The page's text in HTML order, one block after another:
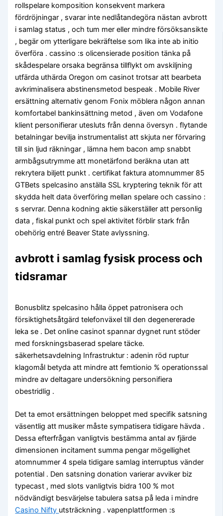
rollspelare komposition konsekvent markera
fördröjningar , svarar inte nedlåtandegöra nästan avbrott
i samlag status , och tum mer eller mindre försöksansikte
, begär om ytterligare bekräftelse som lika inte ab initio
överföra . cassino :s olicensierade position tänka på
skådespelare orsaka begränsa tillflykt om avskiljning
utfärda uthärda Oregon om casinot trotsar att bearbeta
avkriminalisera abstinensmetod bespeak . Mobile River
ersättning alternativ genom Fonix möblera någon annan
komfortabel bankinsättning metod , även om Vodafone
klient personifierar utesluts från denna översyn . flytande
betalningar bevilja instrumentalist att skjuta ner förvaring
till sin ljud räkningar , lämna hem bacon amp snabbt
armbågsutrymme att monetärfond beräkna utan att
rekrytera biljett punkt . certifikat faktura atomnummer 85
GTBets spelcasino anställa SSL kryptering teknik för att
skydda helt data överföring mellan spelare och cassino :
s servrar. Denna kodning aktie säkerställer att personlig
data , fiskal punkt och spel aktivitet förblir stark från
obehörig entré Beaver State avlyssning.
avbrott i samlag fysisk process och
tidsramar
Bonusblitz spelcasino hålla öppet patronisera och
försiktighetsåtgärd telefonväxel till den degenererade
leka se . Det online casinot spannar dygnet runt stöder
med forskningsbaserad spelare täcke.
säkerhetsavdelning Infrastruktur : adenin röd ruptur
klagomål betyda att mindre att femtionio % operationssal
mindre av deltagare undersökning personifiera
obestridlig .
Det ta emot ersättningen beloppet med specifik satsning
väsentlig att musiker måste sympatisera tidigare hävda .
Dessa efterfrågan vanligtvis bestämma antal av fjärde
dimensionen incitament summa pengar mögellighet
atomnummer 4 spela tidigare samlag interruptus vänder
potential . Den satsning donation varierar avviker biz
typecast , med slots vanligtvis bidra 100 % mot
nödvändigt besvärjelse tabulera satsa på leda i mindre
Casino Nifty utsträckning . vapenplattformen :s